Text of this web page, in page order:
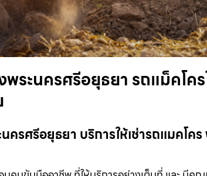
ระนครศรีอยุธยา รถแม็คโค
ครศรีอยุธยา บริการให้เช่ารถแมคโ